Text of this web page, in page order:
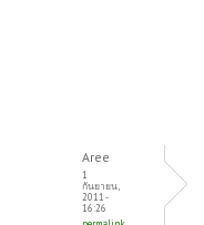
Aree
1
กันยายน,
2011 -
16:26